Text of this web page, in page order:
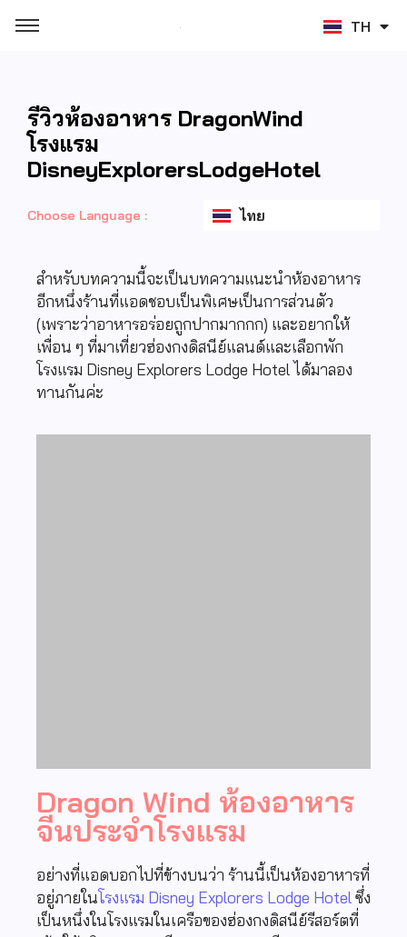
TH
ZH
รีวิวห้องอาหาร DragonWind
โรงแรม
DisneyExplorersLodgeHotel
Choose Language : ไทย
สำหรับบทความนี้จะเป็นบทความแนะนำห้องอาหาร
อีกหนึ่งร้านที่แอดชอบเป็นพิเศษเป็นการส่วนตัว
(เพราะว่าอาหารอร่อยถูกปากมากกก) และอยากให้
เพื่อน ๆ ที่มาเที่ยวฮ่องกงดิสนีย์แลนด์และเลือกพัก
โรงแรม Disney Explorers Lodge Hotel ได้มาลอง
ทานกันค่ะ
Dragon Wind ห้องอาหาร
จีนประจำโรงแรม
อย่างที่แอดบอกไปที่ข้างบนว่า ร้านนี้เป็นห้องอาหารที่
อยู่ภายในโรงแรม Disney Explorers Lodge Hotelซึ่ง
เป็นหนึ่งในโรงแรมในเครือของฮ่องกงดิสนีย์รีสอร์ตที่